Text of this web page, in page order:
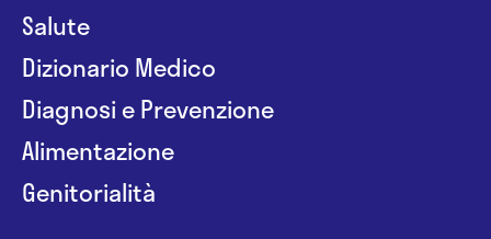
Salute
Dizionario Medico
Diagnosi e Prevenzione
Alimentazione
Genitorialità